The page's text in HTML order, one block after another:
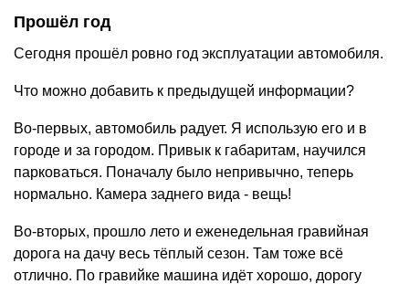
Прошёл год
Сегодня прошёл ровно год эксплуатации автомобиля.
Что можно добавить к предыдущей информации?
Во-первых, автомобиль радует. Я использую его и в
городе и за городом. Привык к габаритам, научился
парковаться. Поначалу было непривычно, теперь
нормально. Камера заднего вида - вещь!
Во-вторых, прошло лето и еженедельная гравийная
дорога на дачу весь тёплый сезон. Там тоже всё
отлично. По гравийке машина идёт хорошо, дорогу